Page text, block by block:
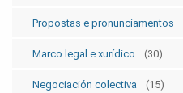
Estatutos (5)
Propostas e pronunciamentos
Marco legal e xurídico (30)
Negociación colectiva (15)